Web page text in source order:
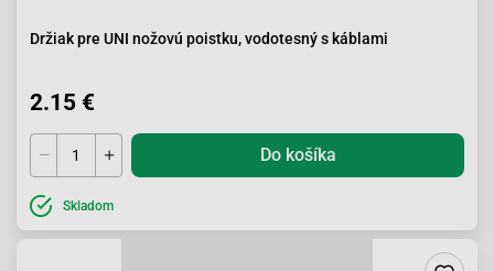
Držiak pre UNI nožovú poistku, vodotesný s káblami
2.15 €
Do košíka
Skladom